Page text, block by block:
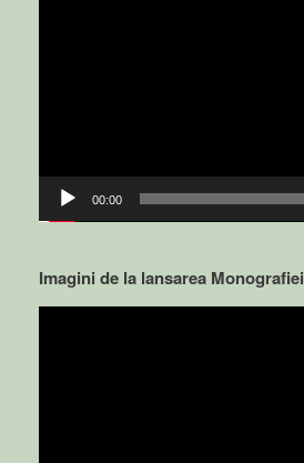
00:00
Imagini de la lansarea Monografiei